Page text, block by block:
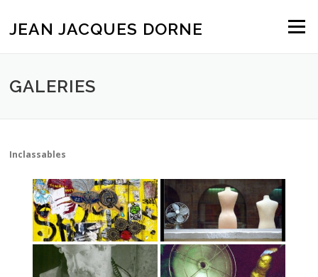
contenu
JEAN JACQUES DORNE Menu
GALERIES
Inclassables